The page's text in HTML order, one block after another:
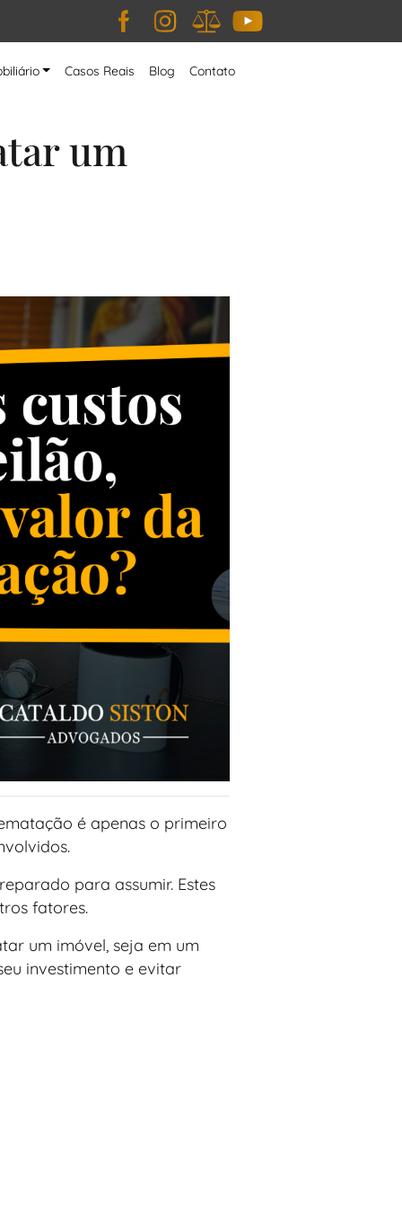
Facebook
Instagram
JusBrasil
YouTube
Casos Reais Blog Contato
um
é apenas o primeiro
para assumir. Estes
fatores.
um imóvel, seja em um
investimento e evitar